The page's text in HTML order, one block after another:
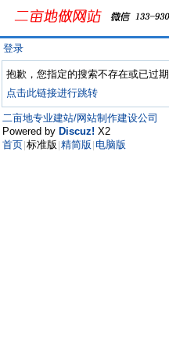
登录
抱歉，您指定的搜索不存在或已过期
点击此链接进行跳转
二亩地专业建站/网站制作建设公司
Powered by Discuz! X2
首页 标准版 精简版 电脑版